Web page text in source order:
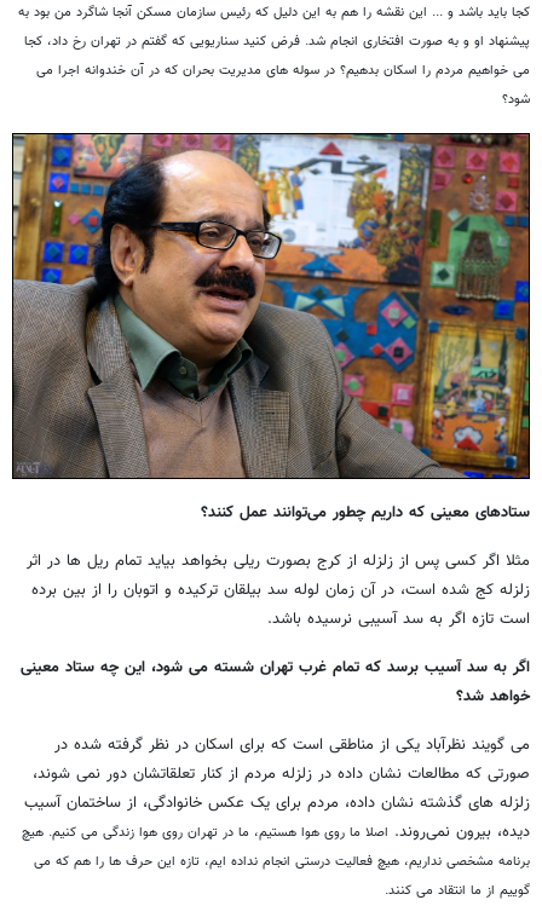
کجا بايد باشد و ... این نقشه را هم به این دلیل که رئیس سازمان مسکن آنجا شاگرد من بود به
پیشنهاد او و به صورت افتخاری انجام شد. فرض کنید سناریویی که گفتم در تهران رخ داد، کجا
می خواهیم مردم را اسکان بدهیم؟ در سوله های مدیریت بحران که در آن خندوانه اجرا می
شود؟
ستادهای معینی که داريم چطور می‌توانند عمل كنند؟
مثلا اگر کسی پس از زلزله از کرج بصورت ریلی بخواهد بیاید تمام ریل ها در اثر
زلزله کج شده است، در آن زمان لوله سد بیلقان ترکیده و اتوبان را از بین برده
است تازه اگر به سد آسیبی نرسیده باشد.
اگر به سد آسیب برسد که تمام غرب تهران شسته می شود، این چه ستاد معینی
خواهد شد؟
می گویند نظرآباد یکی از مناطقی است که برای اسکان در نظر گرفته شده در
صورتی که مطالعات نشان داده در زلزله مردم از کنار تعلقاتشان دور نمی شوند،
زلزله های گذشته نشان داده، مردم برای یک عکس خانوادگی، از ساختمان آسيب
ديده، بیرون نمی‌روند. اصلا ما روی هوا هستیم، ما در تهران روی هوا زندگی می کنیم. هیچ
برنامه مشخصی نداریم، هیچ فعالیت درستی انجام نداده ایم، تازه این حرف ها را هم که می
گوییم از ما انتقاد می کنند.